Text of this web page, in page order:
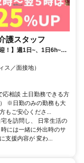
護スタッフ
！】週1日~、1日6h~勤
上勤務で2万円の手当を
ィス／面接地）
応相談 土日勤務できる方
※日勤のみの勤務も大
ご安心くださ...
を訪問し、 日常生活の
には一緒に外出時のサ
支援内容が 変わ...